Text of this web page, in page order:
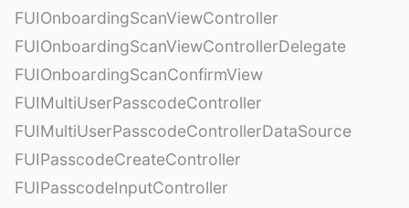
FUIOnboardingScanViewController
FUIOnboardingScanViewControllerDelegate
FUIOnboardingScanConfirmView
FUIMultiUserPasscodeController
FUIMultiUserPasscodeControllerDataSource
FUIPasscodeCreateController
FUIPasscodeInputController